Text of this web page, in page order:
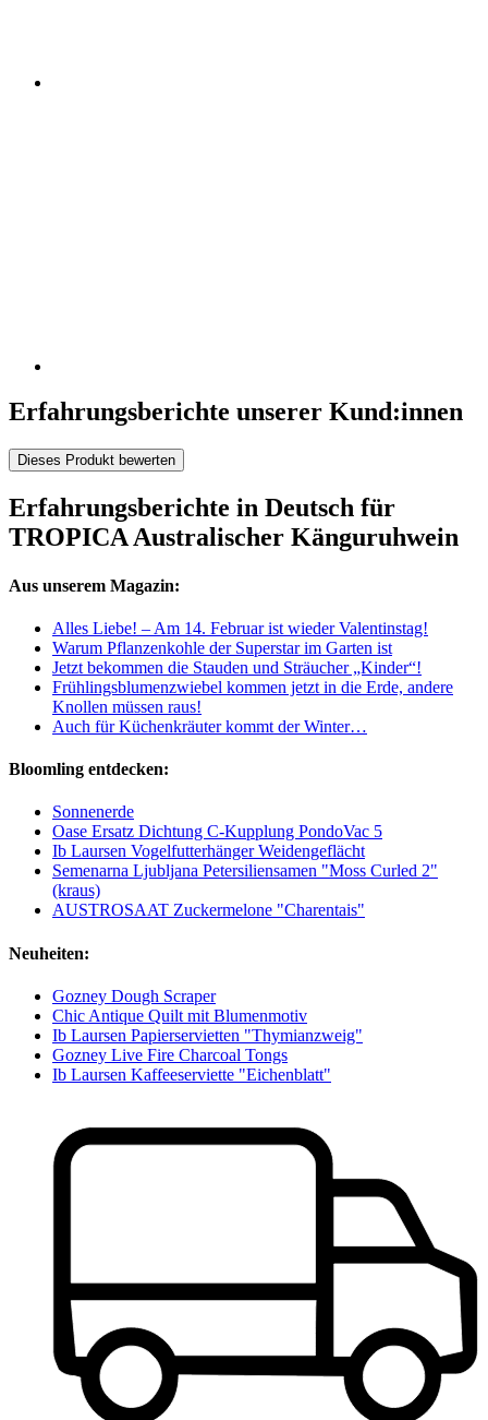
Erfahrungsberichte unserer Kund:innen
Dieses Produkt bewerten
Erfahrungsberichte in Deutsch für
TROPICA Australischer Känguruhwein
Aus unserem Magazin:
Alles Liebe! – Am 14. Februar ist wieder Valentinstag!
Warum Pflanzenkohle der Superstar im Garten ist
Jetzt bekommen die Stauden und Sträucher „Kinder“!
Frühlingsblumenzwiebel kommen jetzt in die Erde, andere
Knollen müssen raus!
Auch für Küchenkräuter kommt der Winter…
Bloomling entdecken:
Sonnenerde
Oase Ersatz Dichtung C-Kupplung PondoVac 5
Ib Laursen Vogelfutterhänger Weidengeflächt
Semenarna Ljubljana Petersiliensamen "Moss Curled 2"
(kraus)
AUSTROSAAT Zuckermelone "Charentais"
Neuheiten:
Gozney Dough Scraper
Chic Antique Quilt mit Blumenmotiv
Ib Laursen Papierservietten "Thymianzweig"
Gozney Live Fire Charcoal Tongs
Ib Laursen Kaffeeserviette "Eichenblatt"